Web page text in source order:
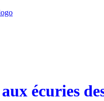
aux écuries